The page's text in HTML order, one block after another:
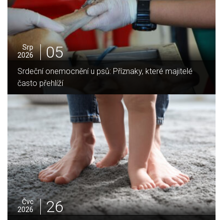
Srp
2026
05
Jak vybrat ideální krbovou vložku? Průvodce pro Váš
domov
Čvc
2026
25